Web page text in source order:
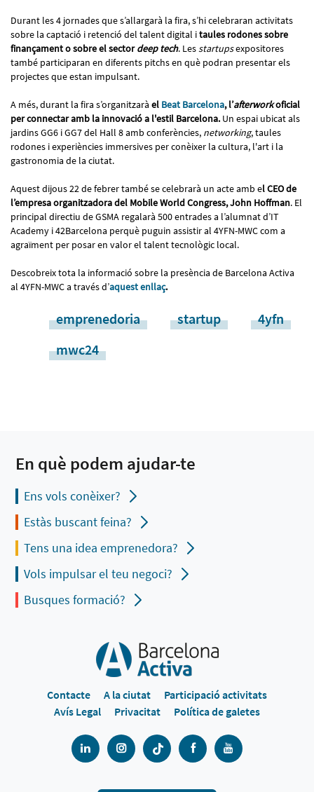
Durant les 4 jornades que s’allargarà la fira, s’hi celebraran activitats
sobre la captació i retenció del talent digital itaules rodones sobre
finançament o sobre el sectordeep tech. Lesstartupsexpositores
també participaran en diferents pitchs en què podran presentar els
projectes que estan impulsant.
A més, durant la fira s’organitzarà el Beat Barcelona, l’afterworkoficial
per connectar amb la innovació a l'estil Barcelona. Un espai ubicat als
jardins GG6 i GG7 del Hall 8 amb conferències, networking, taules
rodones i experiències immersives per conèixer la cultura, l'art i la
gastronomia de la ciutat.
Aquest dijous 22 de febrer també se celebrarà un acte amb el CEO de
l’empresa organitzadora del Mobile World Congress, John Hoffman. El
principal directiu de GSMA regalarà 500 entrades a l’alumnat d’IT
Academy i 42Barcelona perquè puguin assistir al 4YFN-MWC com a
agraïment per posar en valor el talent tecnològic local.
Descobreix tota la informació sobre la presència de Barcelona Activa
al 4YFN-MWC a través d’aquest enllaç.
emprenedoria startup
4yfn
mwc24
En què podem ajudar-te
Ens vols conèixer?
Estàs buscant feina?
Tens una idea emprenedora?
Vols impulsar el teu negoci?
Busques formació?
Contacte A la ciutat
Participació activitats
Avís Legal
Privacitat Política de galetes